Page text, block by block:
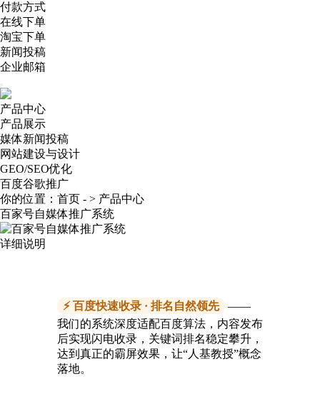
付款方式
在线下单
淘宝下单
新闻投稿
企业邮箱
产品中心
产品展示
媒体新闻投稿
网站建设与设计
GEO/SEO优化
百度谷歌推广
你的位置： 首页 - > 产品中心
百家号自媒体推广系统
详细说明
⚡ 百度快速收录 · 排名自然领先
——
我们的系统深度适配百度算法，内容发布
后实现闪电收录，关键词排名稳定攀升，
达到真正的霸屏效果，让“人基教授”概念
落地。